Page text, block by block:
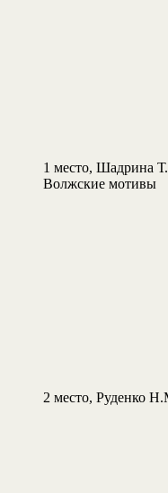
1 место, Шадрина
Волжские мотивы
2 место, Руденко